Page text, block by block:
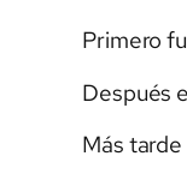
Primero
Después
Más